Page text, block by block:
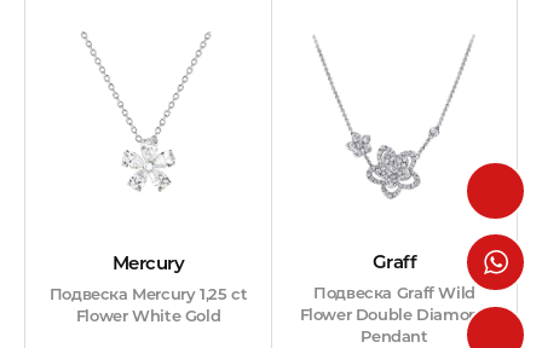
Mercury
Подвеска Mercury 1,25 ct
Flower White Gold
Graff
Подвеска Graff Wild
Flower Double Diamond
Pendant